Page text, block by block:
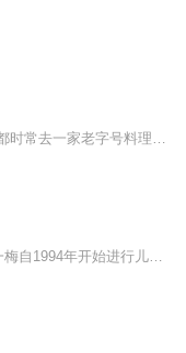
人到中年的东京某出版社社长游佐事业成功，但对常年生病的妻子以冷暴力相对。他出差京都时常去一家老字号料理店，风韵犹存的老板娘菊乃与丈夫分居多年，两人渐渐发展出婚外恋情。然而以年轻女性的魅力难以抗拒为借口，游佐竟与菊乃的女儿成了地下情人，终...
在中国当代儿童文学作家中，王一梅无疑是优秀且出众的。作为“温暖童话”的代表作家，王一梅自1994年开始进行儿童文学创作，至今已出版各类图书200余册，代表作有经典长篇童话《鼹鼠的月亮河》《木偶的森林》，短篇童话《书本里的蚂蚁》《兔子的胡萝卜》等...